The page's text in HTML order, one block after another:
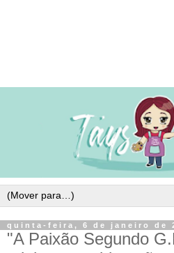
quinta-feira, 6 de janeiro de
"A Paixão Segundo